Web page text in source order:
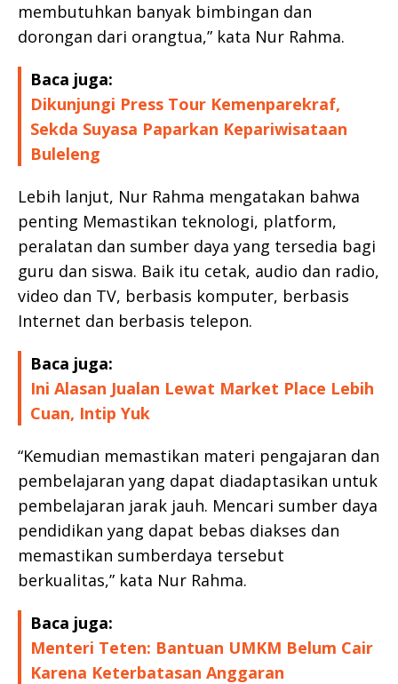
membutuhkan banyak bimbingan dan
dorongan dari orangtua,” kata Nur Rahma.
Baca juga:
Dikunjungi Press Tour Kemenparekraf,
Sekda Suyasa Paparkan Kepariwisataan
Buleleng
Lebih lanjut, Nur Rahma mengatakan bahwa
penting Memastikan teknologi, platform,
peralatan dan sumber daya yang tersedia bagi
guru dan siswa. Baik itu cetak, audio dan radio,
video dan TV, berbasis komputer, berbasis
Internet dan berbasis telepon.
Baca juga:
Ini Alasan Jualan Lewat Market Place Lebih
Cuan, Intip Yuk
“Kemudian memastikan materi pengajaran dan
pembelajaran yang dapat diadaptasikan untuk
pembelajaran jarak jauh. Mencari sumber daya
pendidikan yang dapat bebas diakses dan
memastikan sumberdaya tersebut
berkualitas,” kata Nur Rahma.
Baca juga:
Menteri Teten: Bantuan UMKM Belum Cair
Karena Keterbatasan Anggaran